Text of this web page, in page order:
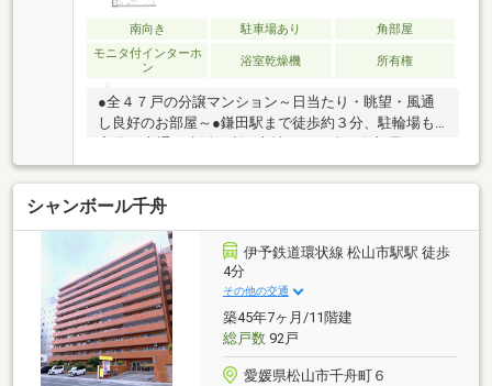
南向き 駐車場あり
角部屋
モニタ付インターホ
ン
浴室乾燥機 所有権
●全４７戸の分譲マンション～日当たり・眺望・風通
し良好のお部屋～●鎌田駅まで徒歩約３分、駐輪場も
ト飼育可能です♪●２０２６年５月リフォーム済み♪●日
当たり・眺望・室内も大変良いお部屋です。●多人数
でも大丈夫な間取りです。３ＳＬＤＫ ぜひ一度ご覧
ください。内覧は随時受け付けています♪（水曜日定
休）※平日のご対応も承っておりますので、お気軽に
ご予約ください。■受付時間９：００～１８：００ ■
物件担当：上田 ０１２０－３９０－１００まで！
シャンボール千舟
伊予鉄道環状線 松山市駅駅 徒歩
4分
その他の交通
築45年7ヶ月/11階建
総戸数92戸
愛媛県松山市千舟町６